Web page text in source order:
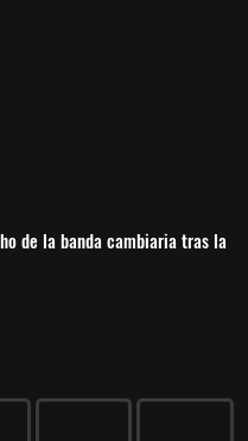
de la banda cambiaria tras la